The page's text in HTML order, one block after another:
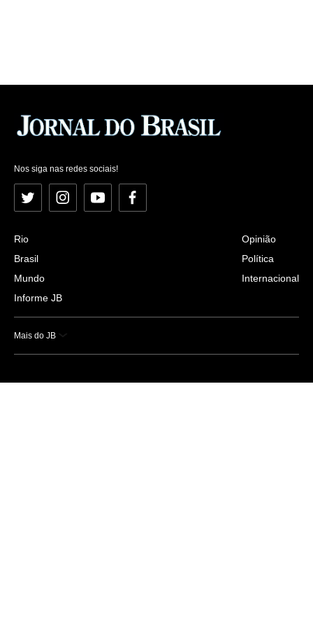
Nos siga nas redes sociais!
Twitter InstagramYouTubeFacebook
Rio
Brasil
Mundo
Informe JB
Opinião
Política
Internacional
Mais do JB
Esportes